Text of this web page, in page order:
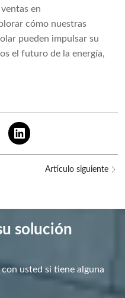
en
cómo nuestras
pueden impulsar su
el futuro de la energía,
Artículo siguiente
solución
usted si tiene alguna